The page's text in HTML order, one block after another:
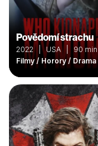
Povědomí strachu
2022 | USA | 90 min
Filmy / Horory / Drama